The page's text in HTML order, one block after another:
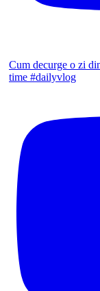
Cum decurge o zi
time #dailyvlog